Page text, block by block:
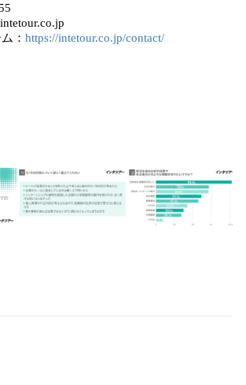
： https://intetour.co.jp/contact/